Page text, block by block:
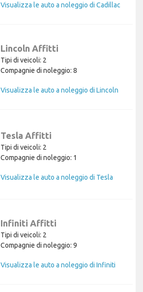
Visualizza le auto a noleggio di Cadillac
Lincoln Affitti
Tipi di veicoli: 2
Compagnie di noleggio: 8
Visualizza le auto a noleggio di Lincoln
Tesla Affitti
Tipi di veicoli: 2
Compagnie di noleggio: 1
Visualizza le auto a noleggio di Tesla
Infiniti Affitti
Tipi di veicoli: 2
Compagnie di noleggio: 9
Visualizza le auto a noleggio di Infiniti